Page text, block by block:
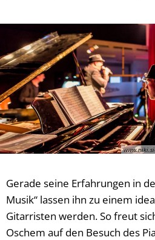
Gerade seine Erfahrungen in
Musik“ lassen ihn zu einem
Gitarristen werden. So freut
Oschem auf den Besuch des